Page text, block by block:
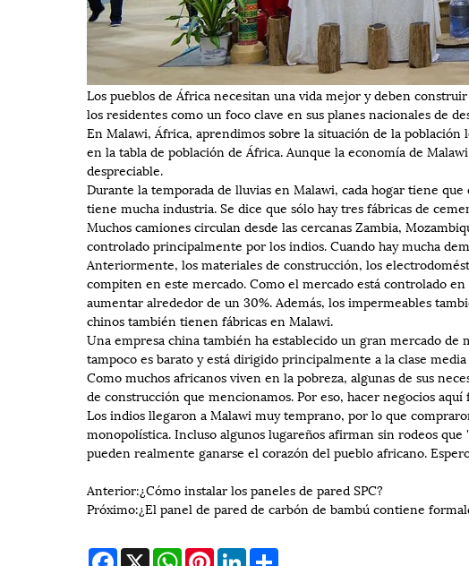
Los pueblos de África necesitan una vida mejor y deben
los residentes como un foco clave en sus planes nacionales de
En Malawi, África, aprendimos sobre la situación de la población
en la tabla de población de África. Aunque la economía de
despreciable.
Durante la temporada de lluvias en Malawi, cada hogar tiene
tiene mucha industria. Se dice que sólo hay tres fábricas de
Muchos camiones circulan desde las cercanas Zambia,
controlado principalmente por los indios. Cuando hay mucha
Anteriormente, los materiales de construcción, los
compiten en este mercado. Como el mercado está controlado
aumentar alrededor de un 30%. Además, los impermeables
chinos también tienen fábricas en Malawi.
Una empresa china también ha establecido un gran mercado
tampoco es barato y está dirigido principalmente a la clase
Como muchos africanos viven en la pobreza, algunas de sus
de construcción que mencionamos. Por eso, hacer negocios
Los indios llegaron a Malawi muy temprano, por lo que
monopolística. Incluso algunos lugareños afirman sin rodeos
pueden realmente ganarse el corazón del pueblo africano.
Anterior:¿Cómo instalar los paneles de pared SPC?
Próximo:¿El panel de pared de carbón de bambú contiene
Facebook
X WhatsAppPinterestLinkedIn